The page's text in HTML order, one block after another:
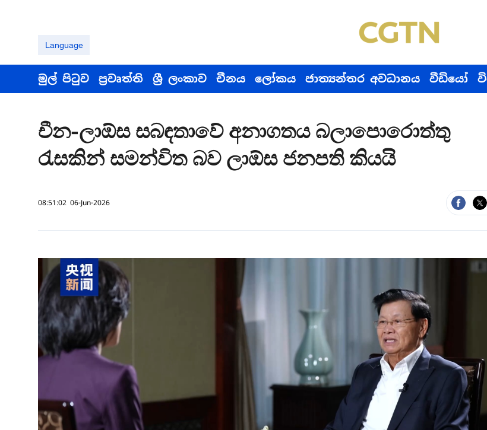
Language
මුල් පිටුව ප්‍රවෘත්ති ශ්‍රී ලංකාව චීනය ලෝකය ජාත්‍යන්තර අවධානය වීඩියෝ
චීන-ලාඕස සබඳතාවේ අනාගතය බලා‍පොරොත්තු
රැසකින් සමන්විත බව ලාඕස ජනපති කියයි
08:51:02 06-Jun-2026